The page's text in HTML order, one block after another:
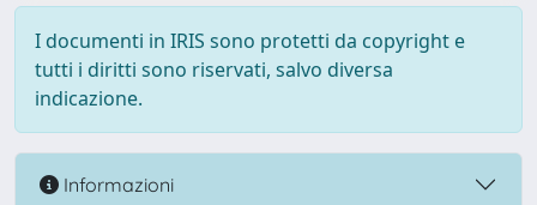
I documenti in IRIS sono protetti da copyright e
tutti i diritti sono riservati, salvo diversa
indicazione.
Informazioni